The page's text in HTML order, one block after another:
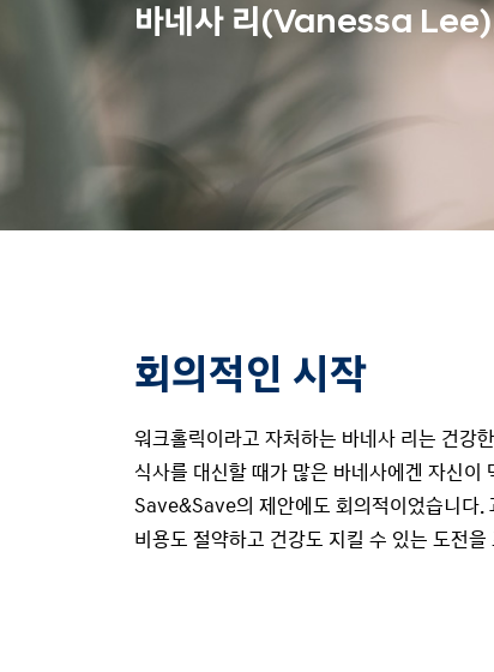
바네사 리(Vanessa
회의적인 시작
워크홀릭이라고 자처하는 바네사 리는 건강
식사를 대신할 때가 많은 바네사에겐 자신
Save&Save의 제안에도 회의적이었습니다.
비용도 절약하고 건강도 지킬 수 있는 도전